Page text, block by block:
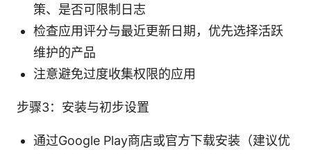
策、是否可限制日志
检查应用评分与最近更新日期，优先选择活跃
维护的产品
注意避免过度收集权限的应用
步骤3：安装与初步设置
通过Google Play商店或官方下载安装（建议优